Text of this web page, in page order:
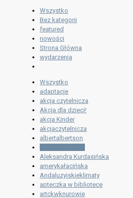
Wszystko
Bez kategorii
featured
nowości
Strona Główna
wydarzenia
Wszystko
adaptacje
akcja czytelnicza
Akcja dla dzieci!
akcja Kinder
akcjaczytelnicza
albertalbertson
Aleksandra Kurdasińska
amerykałacińska
Andaluzyjskieklimaty
apteczka w bibliotece
artckwknurowie